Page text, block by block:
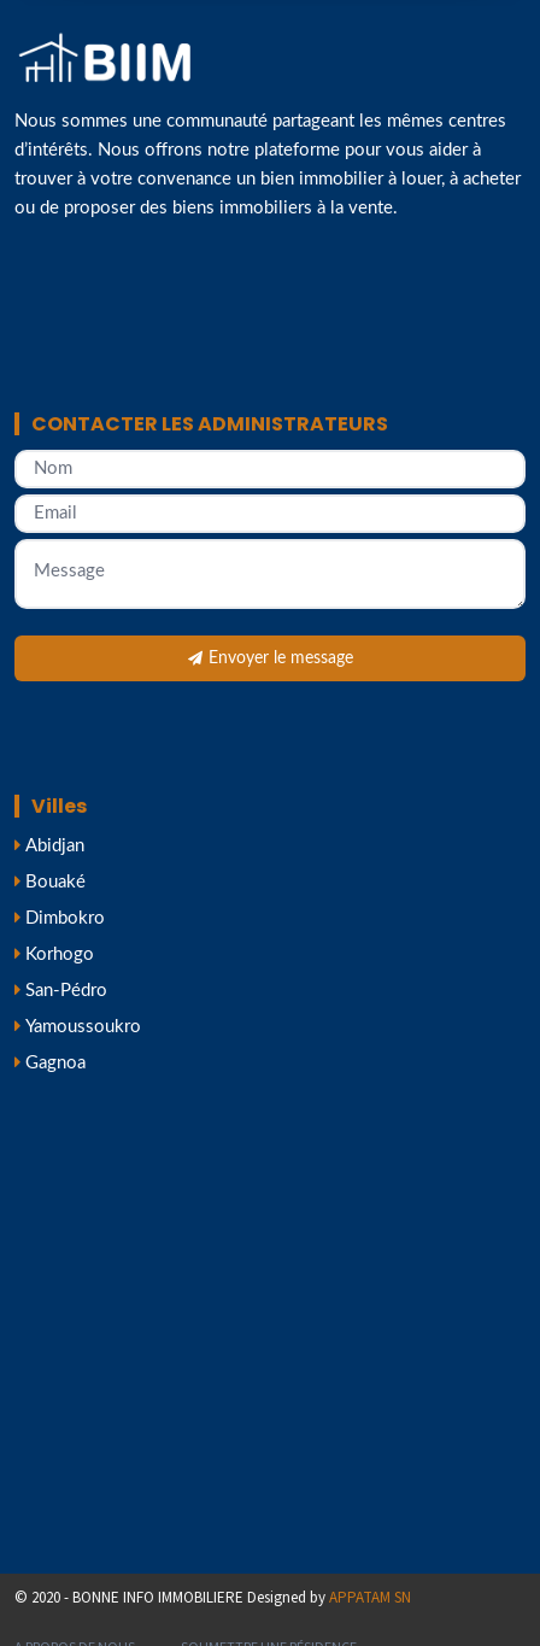
Nous sommes une communauté partageant les mêmes centres
d’intérêts. Nous offrons notre plateforme pour vous aider à
trouver à votre convenance un bien immobilier à louer, à acheter
ou de proposer des biens immobiliers à la vente.
CONTACTER LES ADMINISTRATEURS
Envoyer le message
Villes
Abidjan
Bouaké
Dimbokro
Korhogo
San-Pédro
Yamoussoukro
Gagnoa
© 2020 - BONNE INFO IMMOBILIERE Designed byAPPATAM SN